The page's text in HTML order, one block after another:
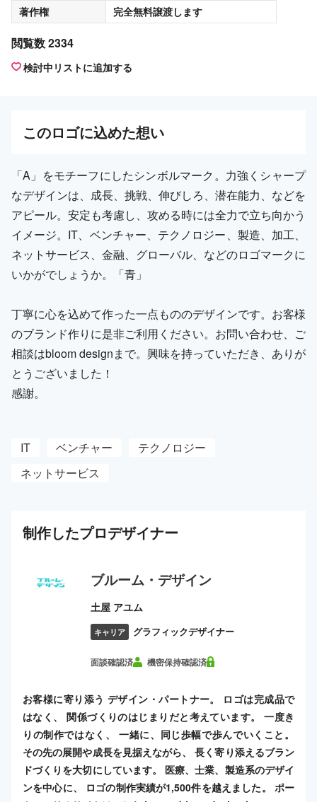
著作権
完全無料譲渡します
閲覧数 2334
検討中リストに追加する
このロゴに込めた想い
「A」をモチーフにしたシンボルマーク。力強くシャープ
なデザインは、成長、挑戦、伸びしろ、潜在能力、などを
アピール。安定も考慮し、攻める時には全力で立ち向かう
イメージ。IT、ベンチャー、テクノロジー、製造、加工、
ネットサービス、金融、グローバル、などのロゴマークに
いかがでしょうか。「青」
丁寧に心を込めて作った一点もののデザインです。お客様
のブランド作りに是非ご利用ください。お問い合わせ、ご
相談はbloom designまで。興味を持っていただき、ありが
とうございました！
感謝。
IT ベンチャー
テクノロジー
ネットサービス
制作したプロデザイナー
ブルーム・デザイン
土屋 アユム
キャリア グラフィックデザイナー
面談確認済 機密保持確認済
お客様に寄り添う デザイン・パートナー。 ロゴは完成品で
はなく、 関係づくりのはじまりだと考えています。 一度き
りの制作ではなく、 一緒に、同じ歩幅で歩んでいくこと。
その先の展開や成長を見据えながら、 長く寄り添えるブラン
ドづくりを大切にしています。 医療、士業、製造系のデザイ
ンを中心に、 ロゴの制作実績が1,500件を越えました。 ポー